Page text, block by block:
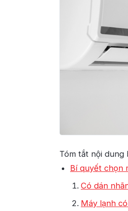
Tóm tắt nội dung
Bí quyết chọn
Có dán
Máy lạnh